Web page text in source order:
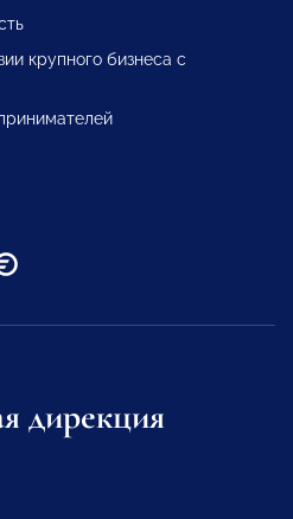
крупного бизнеса с
дирекция